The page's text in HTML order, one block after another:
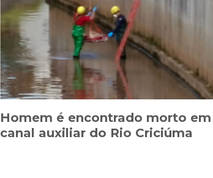
Homem é encontrado morto em
canal auxiliar do Rio Criciúma